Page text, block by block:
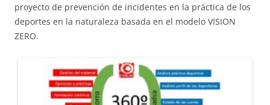
proyecto de prevención de incidentes en la práctica de los
deportes en la naturaleza basada en el modelo VISION
ZERO.